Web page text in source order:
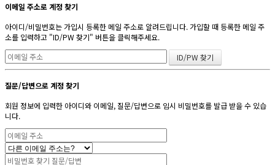
이메일 주소로 계정 찾기
아이디/비밀번호는 가입시 등록한 메일 주소로 알려드립니다. 가입할 때 등록한 메일 주
소를 입력하고 "ID/PW 찾기" 버튼을 클릭해주세요.
질문/답변으로 계정 찾기
회원 정보에 입력한 아이디와 이메일, 질문/답변으로 임시 비밀번호를 발급 받을 수 있습
니다.